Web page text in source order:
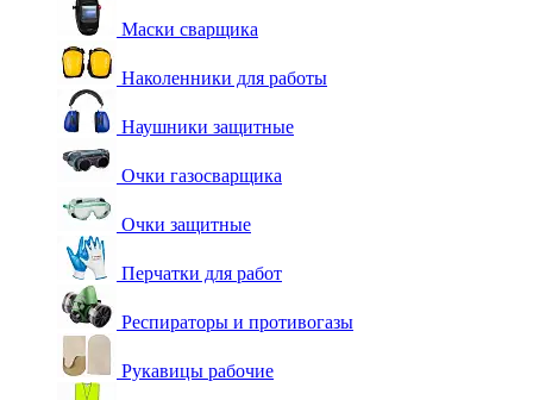
Маски сварщика
Наколенники для работы
Наушники защитные
Очки газосварщика
Очки защитные
Перчатки для работ
Респираторы и противогазы
Рукавицы рабочие